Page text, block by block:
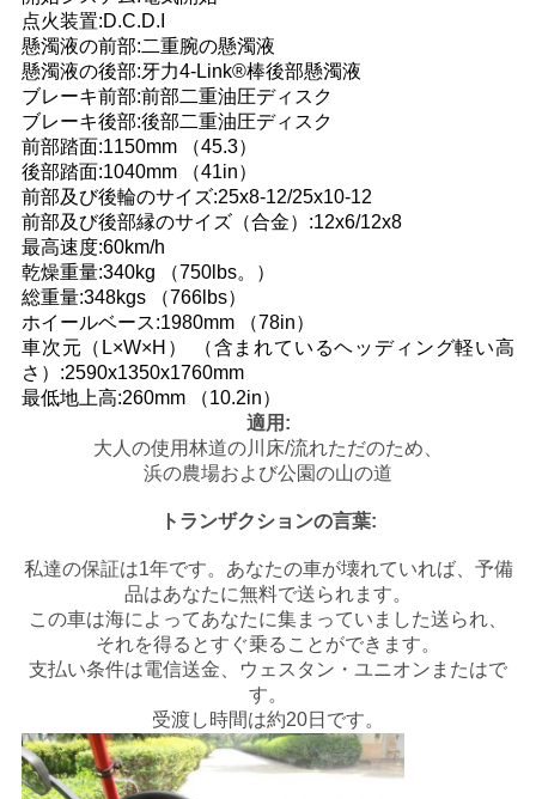
地
図
プ
ラ
イ
バ
シ
シ
ー
点火装置:D.C.D.I
懸濁液の前部:二重腕の懸濁液
懸濁液の後部:牙力4-Link®棒後部懸濁液
ブレーキ前部:前部二重油圧ディスク
ブレーキ後部:後部二重油圧ディスク
前部踏面:1150mm （45.3）
後部踏面:1040mm （41in）
前部及び後輪のサイズ:25x8-12/25x10-12
前部及び後部縁のサイズ（合金）:12x6/12x8
最高速度:60km/h
乾燥重量:340kg （750lbs。）
総重量:348kgs （766lbs）
ホイールベース:1980mm （78in）
車次元（L×W×H） （含まれているヘッディング軽い高
さ）:2590x1350x1760mm
最低地上高:260mm （10.2in）
適用:
大人の使用林道の川床/流れただのため、
浜の農場および公園の山の道
トランザクションの言葉:
私達の保証は1年です。あなたの車が壊れていれば、予備
品はあなたに無料で送られます。
この車は海によってあなたに集まっていました送られ、
それを得るとすぐ乗ることができます。
支払い条件は電信送金、ウェスタン・ユニオンまたはで
す。
受渡し時間は約20日です。